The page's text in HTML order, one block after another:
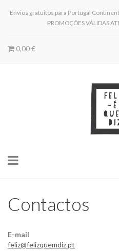
Envios gratuitos para Portugal
PROMOÇÕES VÁLIDAS
0,00 €
Toggle
Contactos
E-mail
feliz@felizquemdiz.pt